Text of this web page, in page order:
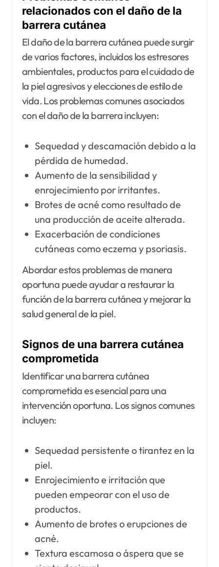
relacionados con el daño de la
barrera cutánea
El daño de la barrera cutánea puede surgir
de varios factores, incluidos los estresores
ambientales, productos para el cuidado de
la piel agresivos y elecciones de estilo de
vida. Los problemas comunes asociados
con el daño de la barrera incluyen:
Sequedad y descamación debido a la
pérdida de humedad.
Aumento de la sensibilidad y
enrojecimiento por irritantes.
Brotes de acné como resultado de
una producción de aceite alterada.
Exacerbación de condiciones
cutáneas como eczema y psoriasis.
Abordar estos problemas de manera
oportuna puede ayudar a restaurar la
función de la barrera cutánea y mejorar la
salud general de la piel.
Signos de una barrera cutánea
comprometida
Identificar una barrera cutánea
comprometida es esencial para una
intervención oportuna. Los signos comunes
incluyen:
Sequedad persistente o tirantez en la
piel.
Enrojecimiento e irritación que
pueden empeorar con el uso de
productos.
Aumento de brotes o erupciones de
acné.
Textura escamosa o áspera que se